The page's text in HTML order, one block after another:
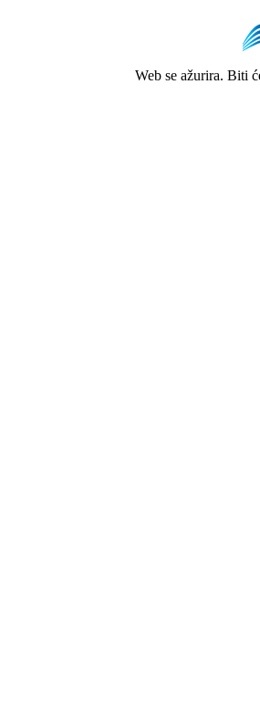
Web se ažurira. Biti